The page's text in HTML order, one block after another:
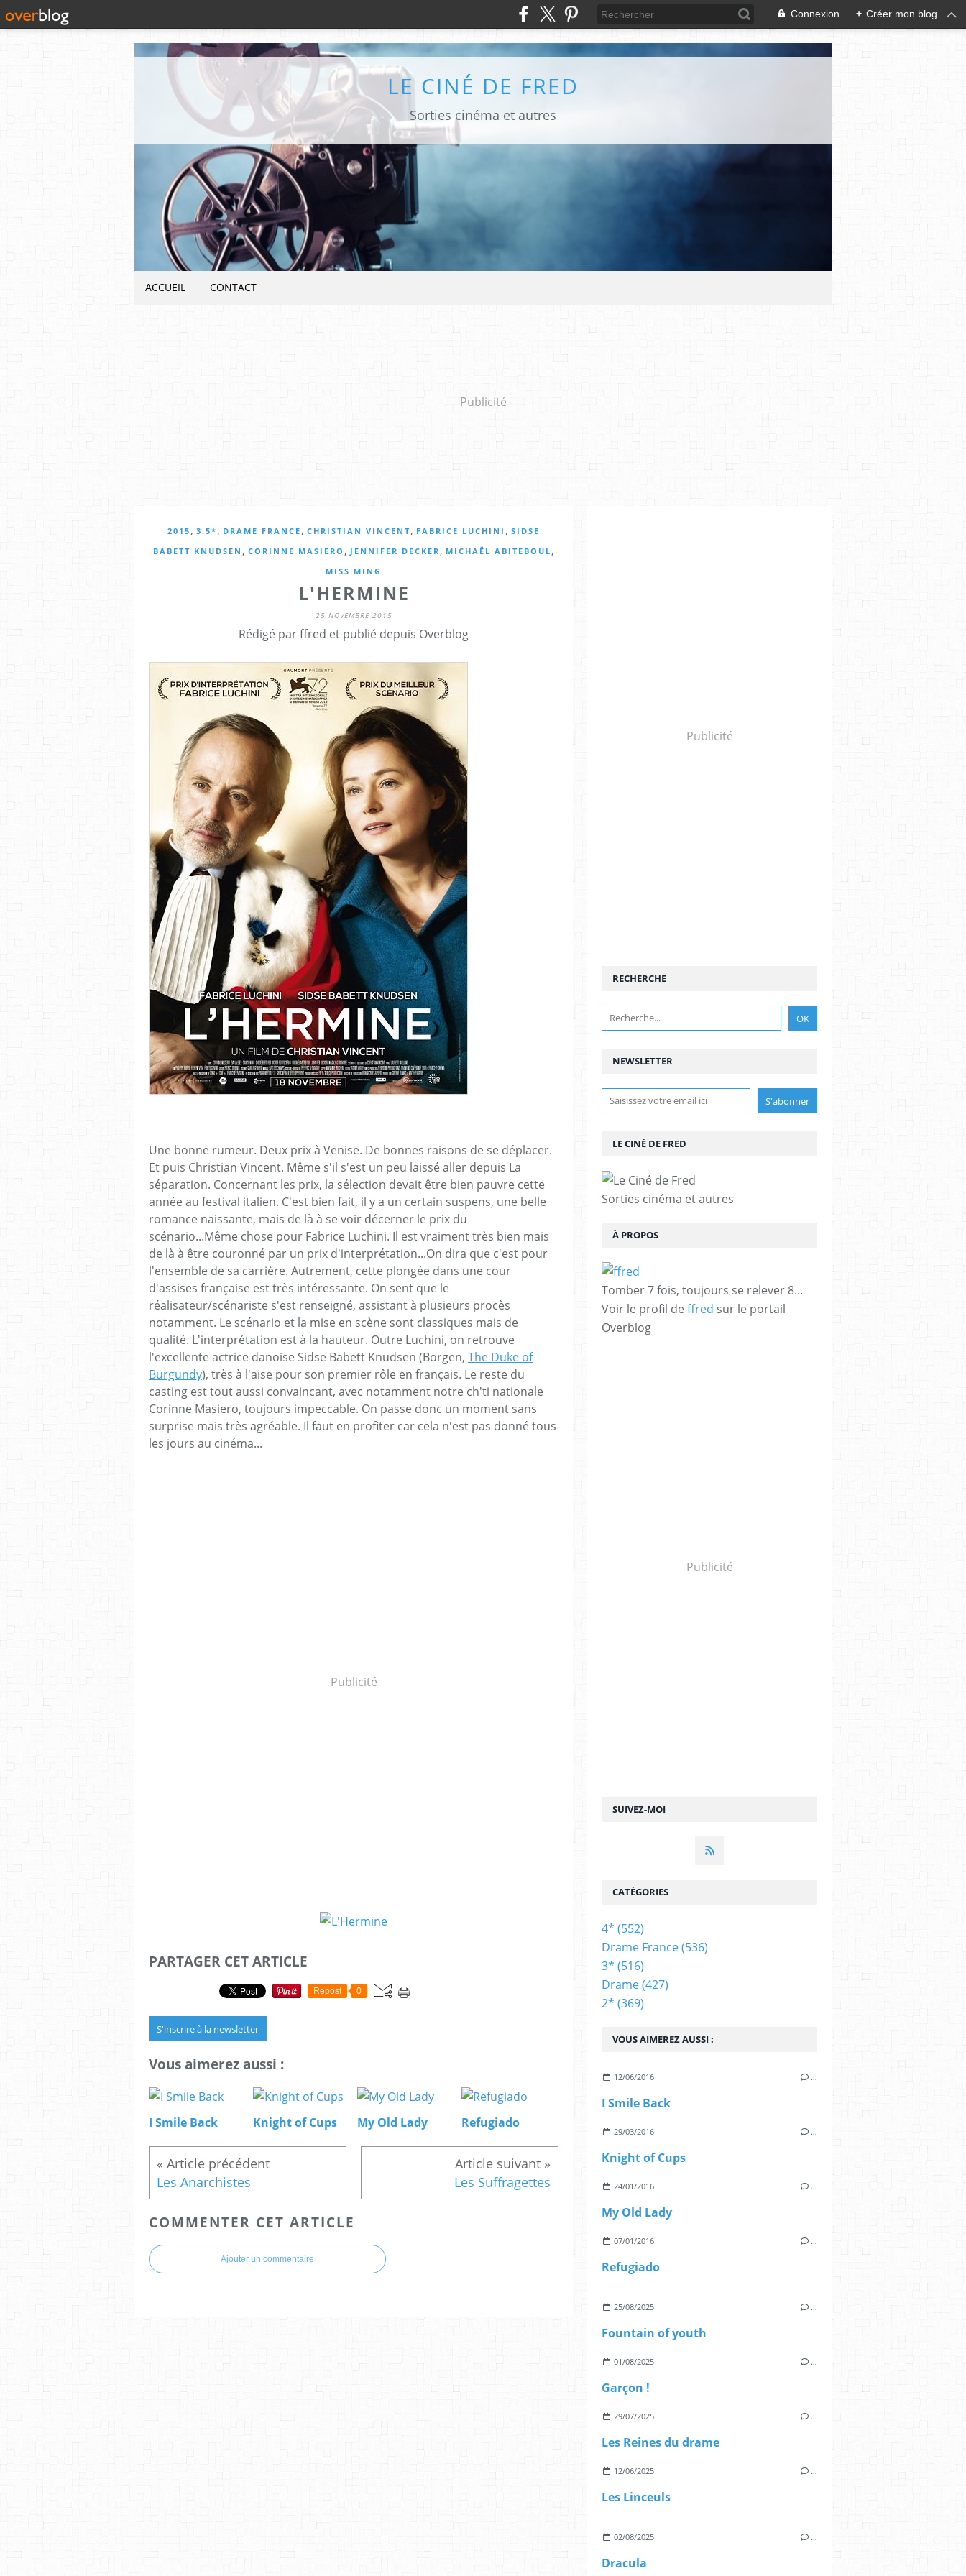
Connexion + Créer mon blog
LE CINÉ DE FRED
Sorties cinéma et autres
ACCUEIL CONTACT
Publicité
2015 , 3.5* , DRAME FRANCE , CHRISTIAN VINCENT, FABRICE LUCHINI , SIDSE
BABETT KNUDSEN , CORINNE MASIERO , JENNIFER DECKER , MICHAËL ABITEBOUL ,
MISS MING
L'HERMINE
25 NOVEMBRE 2015
Rédigé par ffred et publié depuis Overblog
Une bonne rumeur. Deux prix à Venise. De bonnes raisons de se déplacer.
Et puis Christian Vincent. Même s'il s'est un peu laissé aller depuis La
séparation. Concernant les prix, la sélection devait être bien pauvre cette
année au festival italien. C'est bien fait, il y a un certain suspens, une belle
romance naissante, mais de là à se voir décerner le prix du
scénario...Même chose pour Fabrice Luchini. Il est vraiment très bien mais
de là à être couronné par un prix d'interprétation...On dira que c'est pour
l'ensemble de sa carrière. Autrement, cette plongée dans une cour
d'assises française est très intéressante. On sent que le
réalisateur/scénariste s'est renseigné, assistant à plusieurs procès
notamment. Le scénario et la mise en scène sont classiques mais de
qualité. L'interprétation est à la hauteur. Outre Luchini, on retrouve
l'excellente actrice danoise Sidse Babett Knudsen (Borgen, The Duke of
Burgundy), très à l'aise pour son premier rôle en français. Le reste du
casting est tout aussi convaincant, avec notamment notre ch'ti nationale
Corinne Masiero, toujours impeccable. On passe donc un moment sans
surprise mais très agréable. Il faut en profiter car cela n'est pas donné tous
les jours au cinéma...
Publicité
PARTAGER CET ARTICLE
Repost 0
S'inscrire à la newsletter
Vous aimerez aussi :
I Smile Back Knight of Cups My Old Lady Refugiado
Les Anarchistes Les Suffragettes
COMMENTER CET ARTICLE
Ajouter un commentaire
Publicité
NEWSLETTER
SUIVEZ-MOI
RECHERCHE
LE CINÉ DE FRED
Sorties cinéma et autres
À PROPOS
Tomber 7 fois, toujours se relever 8...
Voir le profil de ffred sur le portail
Overblog
Publicité
VOUS AIMEREZ AUSSI :
12/06/2016 …
I Smile Back
29/03/2016 …
Knight of Cups
24/01/2016 …
My Old Lady
07/01/2016 …
Refugiado
25/08/2025 …
Fountain of youth
01/08/2025 …
Garçon !
29/07/2025 …
Les Reines du drame
12/06/2025 …
Les Linceuls
02/08/2025 …
Dracula
CATÉGORIES
4* (552)
Drame France(536)
3* (516)
Drame(427)
2* (369)